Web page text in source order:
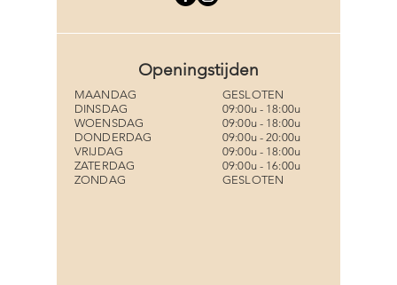
Openingstijden
MAANDAG
DINSDAG
WOENSDAG
DONDERDAG
VRIJDAG
ZATERDAG
ZONDAG
GESLOTEN
09:00u - 18:00u
09:00u - 18:00u
09:00u - 20:00u
09:00u - 18:00u
09:00u - 16:00u
GESLOTEN